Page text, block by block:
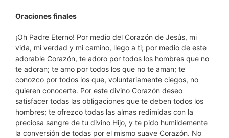
Oraciones finales
¡Oh Padre Eterno! Por medio del Corazón de Jesús, mi
vida, mi verdad y mi camino, llego a ti; por medio de este
adorable Corazón, te adoro por todos los hombres que no
te adoran; te amo por todos los que no te aman; te
conozco por todos los que, voluntariamente ciegos, no
quieren conocerte. Por este divino Corazón deseo
satisfacer todas las obligaciones que te deben todos los
hombres; te ofrezco todas las almas redimidas con la
preciosa sangre de tu divino Hijo, y te pido humildemente
la conversión de todas por el mismo suave Corazón. No